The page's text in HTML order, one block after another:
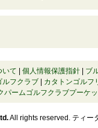
いて 個人情報保護指針 ブ
ルフクラブ カタトンゴルフ
パームゴルフクラブプーケッ
All rights reserved. ティー